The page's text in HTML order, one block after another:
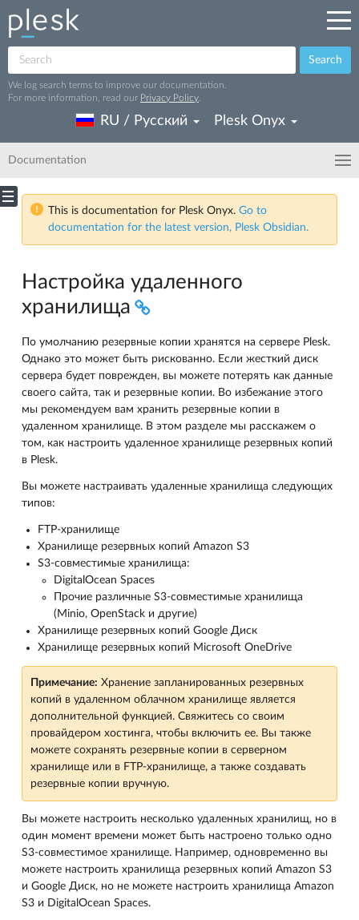
Search
We log search terms to improve our documentation.
For more information, read our Privacy Policy
RU / Русский Plesk Onyx
Documentation
This is documentation for Plesk Onyx. Go to
documentation for the latest version, Plesk Obsidian.
Настройка удаленного
хранилища
По умолчанию резервные копии хранятся на сервере Plesk.
Однако это может быть рискованно. Если жесткий диск
сервера будет поврежден, вы можете потерять как данные
своего сайта, так и резервные копии. Во избежание этого
мы рекомендуем вам хранить резервные копии в
удаленном хранилище. В этом разделе мы расскажем о
том, как настроить удаленное хранилище резервных копий
в Plesk.
Вы можете настраивать удаленные хранилища следующих
типов:
FTP-хранилище
Хранилище резервных копий Amazon S3
S3-совместимые хранилища:
DigitalOcean Spaces
Прочие различные S3-совместимые хранилища
(Minio, OpenStack и другие)
Хранилище резервных копий Google Диск
Хранилище резервных копий Microsoft OneDrive
Примечание: Хранение запланированных резервных
копий в удаленном облачном хранилище является
дополнительной функцией. Свяжитесь со своим
провайдером хостинга, чтобы включить ее. Вы также
можете сохранять резервные копии в серверном
хранилище или в FTP-хранилище, а также создавать
резервные копии вручную.
Вы можете настроить несколько удаленных хранилищ, но в
один момент времени может быть настроено только одно
S3-совместимое хранилище. Например, одновременно вы
можете настроить хранилища резервных копий Amazon S3
и Google Диск, но не можете настроить хранилища Amazon
S3 и DigitalOcean Spaces.